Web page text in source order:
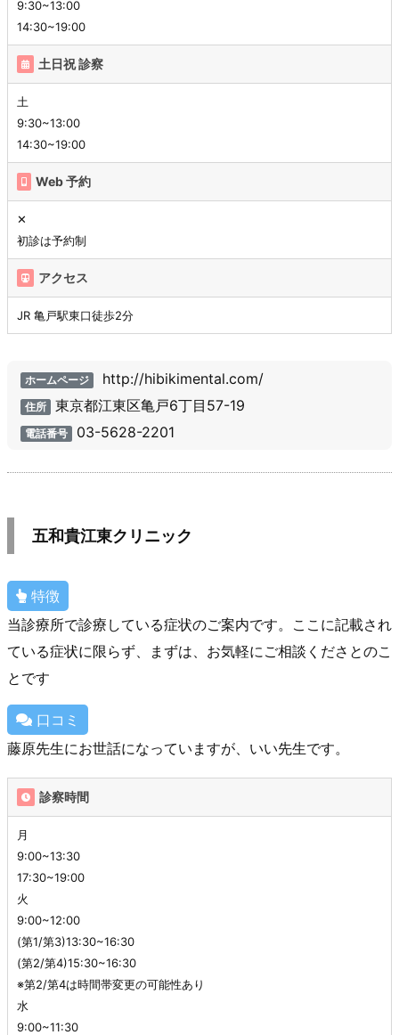
9:30~13:00
14:30~19:00
土日祝 診察
土
9:30~13:00
14:30~19:00
Web 予約
✕
初診は予約制
アクセス
JR 亀戸駅東口徒歩2分
ホームページ http://hibikimental.com/
住所 東京都江東区亀戸6丁目57-19
電話番号 03-5628-2201
五和貴江東クリニック
特徴
当診療所で診療している症状のご案内です。ここに記載され
ている症状に限らず、まずは、お気軽にご相談くださとのこ
とです
口コミ
藤原先生にお世話になっていますが、いい先生です。
診察時間
月
9:00~13:30
17:30~19:00
火
9:00~12:00
(第1/第3)13:30~16:30
(第2/第4)15:30~16:30
※第2/第4は時間帯変更の可能性あり
水
9:00~11:30